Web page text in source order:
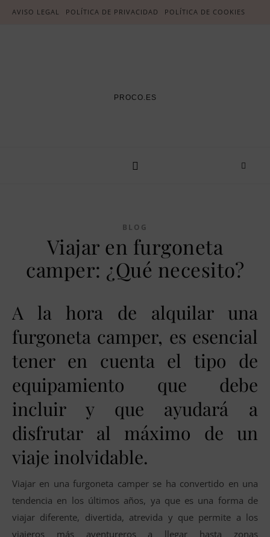
AVISO LEGAL POLÍTICA DE PRIVACIDAD POLÍTICA DE COOKIES
PROCO.ES
BLOG
Viajar en furgoneta
camper: ¿Qué necesito?
A la hora de alquilar una
furgoneta camper, es esencial
tener en cuenta el tipo de
equipamiento que debe
incluir y que ayudará a
disfrutar al máximo de un
viaje inolvidable.
Viajar en una furgoneta camper se ha convertido en una
tendencia en los últimos años, ya que es una forma de
viajar diferente, divertida, atrevida y que permite a los
viajeros más aventureros a llegar hasta zonas